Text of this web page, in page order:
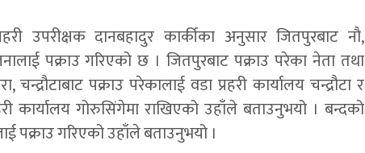
उपरीक्षक दानबहादुर कार्कीका अनुसार जितपुरबाट नाै,
पक्राउ गरिएको छ । जितपुरबाट पक्राउ परेका नेता तथा
चन्द्रौटाबाट पक्राउ परेकालाई वडा प्रहरी कार्यालय चन्द्रौटा र
कार्यालय गोरुसिंगेमा राखिएको उहाँले बताउनुभयो । बन्दको
पक्राउ गरिएको उहाँले बताउनुभयो ।